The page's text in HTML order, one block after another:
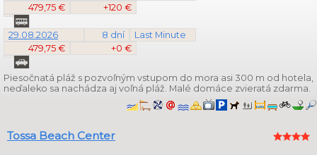
479,75 €
+120 €
29.08.2026 8 dní
Last Minute
479,75 €
+0 €
Piesočnatá pláž s pozvoľným vstupom do mora asi 300 m od hotela,
neďaleko sa nachádza aj voľná pláž. Malé domáce zvieratá zdarma.
Tossa Beach Center